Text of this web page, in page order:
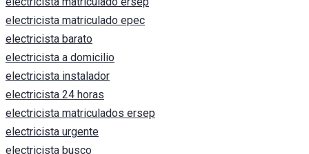
electricista matriculado epec
electricista barato
electricista a domicilio
electricista instalador
electricista 24 horas
electricista matriculados ersep
electricista urgente
electricista busco